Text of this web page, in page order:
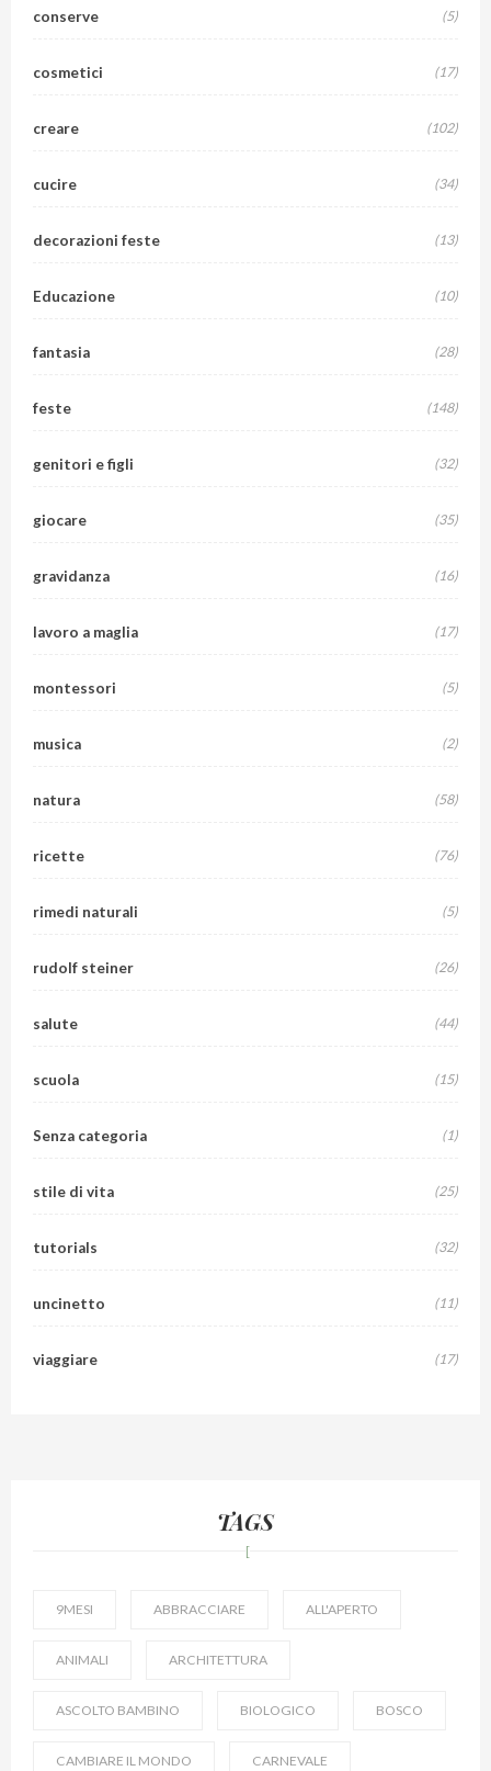
conserve (5)
cosmetici (17)
creare (102)
cucire (34)
decorazioni feste (13)
Educazione (10)
fantasia (28)
feste (148)
genitori e figli (32)
giocare (35)
gravidanza (16)
lavoro a maglia (17)
montessori (5)
musica (2)
natura (58)
ricette (76)
rimedi naturali (5)
rudolf steiner (26)
salute (44)
scuola (15)
Senza categoria (1)
stile di vita (25)
tutorials (32)
uncinetto (11)
viaggiare (17)
TAGS
9MESI ABBRACCIARE ALL'APERTO
ANIMALI ARCHITETTURA
ASCOLTO BAMBINO BIOLOGICO BOSCO
CAMBIARE IL MONDO CARNEVALE